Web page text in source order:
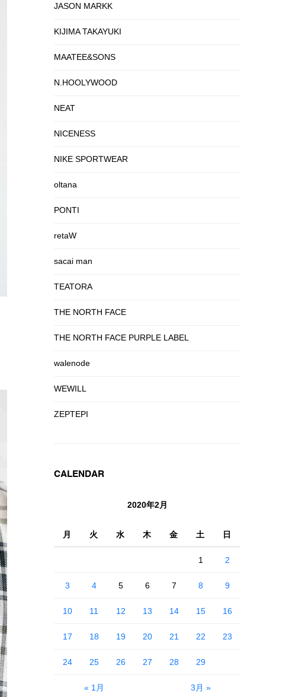
JASON MARKK
KIJIMA TAKAYUKI
MAATEE&SONS
N.HOOLYWOOD
NEAT
NICENESS
NIKE SPORTWEAR
oltana
PONTI
retaW
sacai man
TEATORA
THE NORTH FACE
THE NORTH FACE PURPLE LABEL
walenode
WEWILL
ZEPTEPI
CALENDAR
2020年2月
月 火 水 木 金 土 日
« 1月 3月 »
1 2
3 4 5 6 7 8 9
10 11 12 13 14 15 16
17 18 19 20 21 22 23
24 25 26 27 28 29